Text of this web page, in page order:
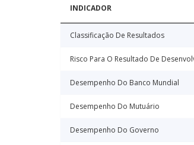
INDICADOR
Classificação De Resultados
Risco Para O Resultado De
Desempenho Do Banco Mundial
Desempenho Do Mutuário
Desempenho Do Governo